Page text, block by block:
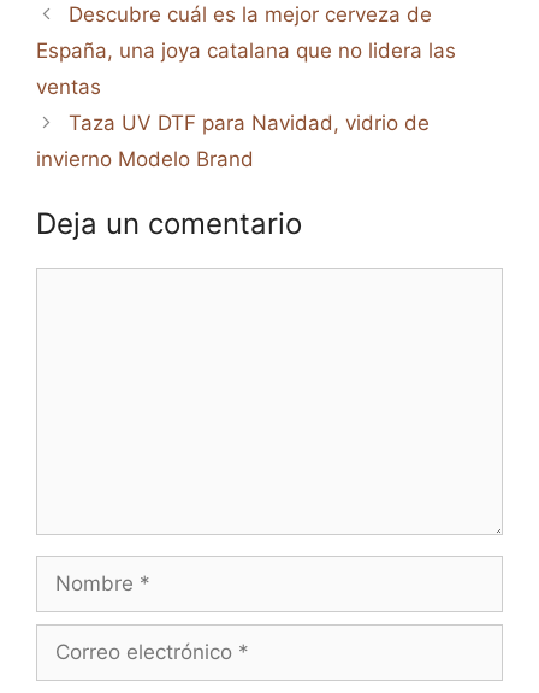
Descubre cuál es la mejor cerveza de
España, una joya catalana que no lidera las
ventas
Taza UV DTF para Navidad, vidrio de
invierno Modelo Brand
Deja un comentario
Nombre
Correo